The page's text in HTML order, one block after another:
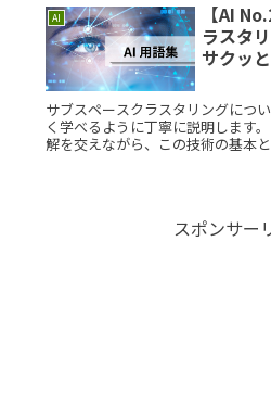
AI
【AI
ラスタ
サクッ
サブスペースクラスタリングにつ
く学べるように丁寧に説明します
解を交えながら、この技術の基本
スポンサー